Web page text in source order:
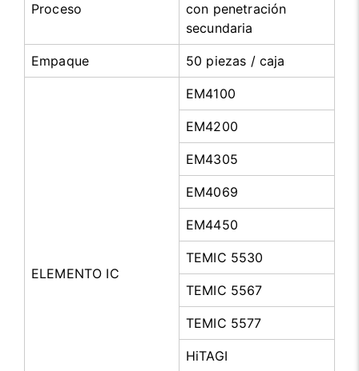
Proceso
con penetración
secundaria
Empaque 50 piezas / caja
ELEMENTO IC
EM4100
EM4200
EM4305
EM4069
EM4450
TEMIC 5530
TEMIC 5567
TEMIC 5577
HiTAGⅠ